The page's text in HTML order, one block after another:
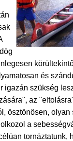
és
igazán szükség
az
ösztönösen, olyan
a
tornáztatunk,